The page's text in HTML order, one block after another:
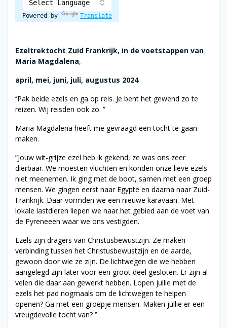
Powered by Translate
Ezeltrektocht Zuid Frankrijk, in de voetstappen van
Maria Magdalena,
april, mei, juni, juli, augustus 2024
‘’Pak beide ezels en ga op reis. Je bent het gewend zo te
reizen. Wij reisden ook zo. ”
Maria Magdalena heeft me gevraagd een tocht te gaan
maken.
”Jouw wit-grijze ezel heb ik gekend, ze was ons zeer
dierbaar. We moesten vluchten en konden onze lieve ezels
niet meenemen. Ik ging met de boot, samen met een groep
mensen. We gingen eerst naar Egypte en daarna naar Zuid-
Frankrijk. Daar vormden we een nieuwe karavaan. Met
lokale lastdieren liepen we naar het gebied aan de voet van
de Pyreneeen waar we ons vestigden.
Ezels zijn dragers van Christusbewustzijn. Ze maken
verbinding tussen het Christusbewustzijn en de aarde,
gewoon door wie ze zijn. De lichtwegen die we hebben
aangelegd zijn later voor een groot deel gesloten. Er zijn al
velen die daar aan gewerkt hebben. Lopen jullie met de
ezels het pad nogmaals om de lichtwegen te helpen
openen? Ga met een groepje mensen. Maken jullie er een
vreugdevolle tocht van? ‘’